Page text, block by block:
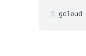
gcloud